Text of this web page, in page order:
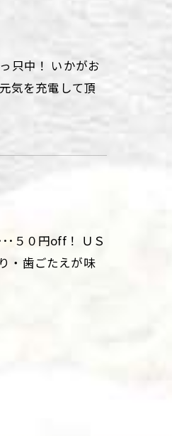
只中！ いかがお
気を充電して頂
･５０円off！ ＵＳ
・歯ごたえが味